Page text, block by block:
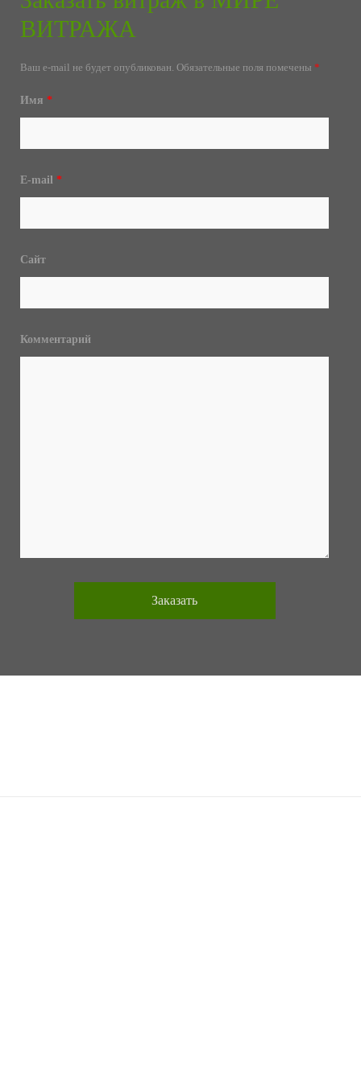
ВИТРАЖА
Ваш e-mail не будет опубликован. Обязательные поля помечены *
Имя *
E-mail *
Сайт
Комментарий